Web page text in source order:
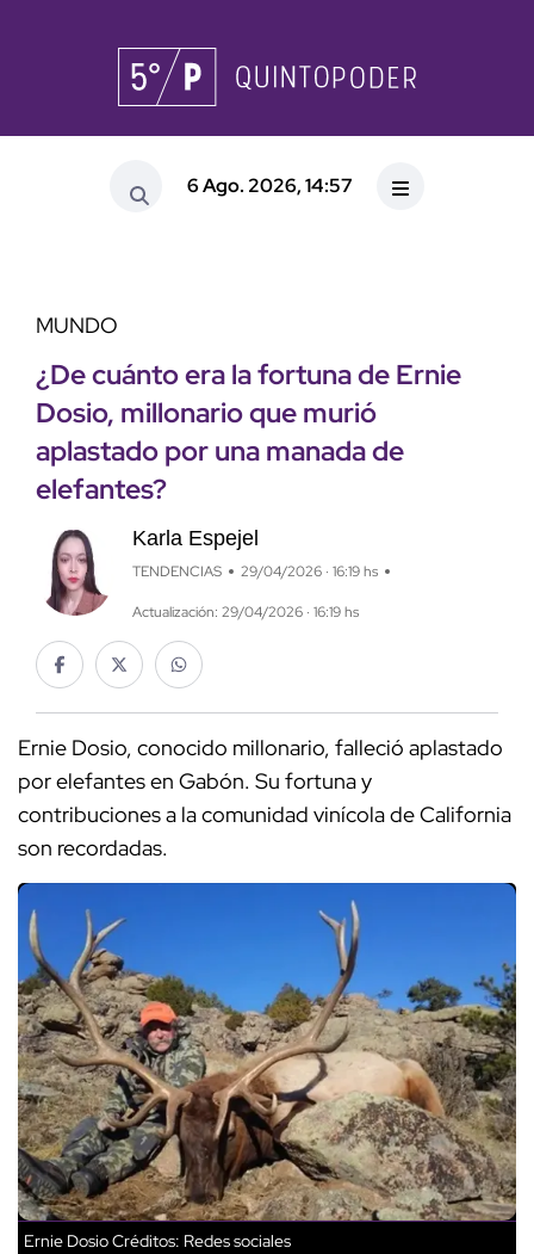
6 Ago. 2026, 14:57
MUNDO
¿De cuánto era la fortuna de Ernie
Dosio, millonario que murió
aplastado por una manada de
elefantes?
Karla Espejel
TENDENCIAS 29/04/2026 · 16:19 hs
Actualización: 29/04/2026 · 16:19 hs
Ernie Dosio, conocido millonario, falleció aplastado
por elefantes en Gabón. Su fortuna y
contribuciones a la comunidad vinícola de California
son recordadas.
Ernie DosioCréditos: Redes sociales